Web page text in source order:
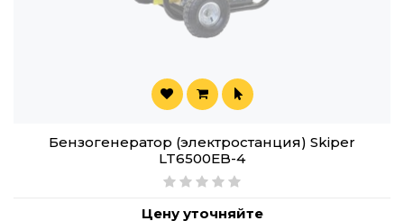
Бензогенератор (электростанция) Skiper
LT6500EB-4
Цену уточняйте